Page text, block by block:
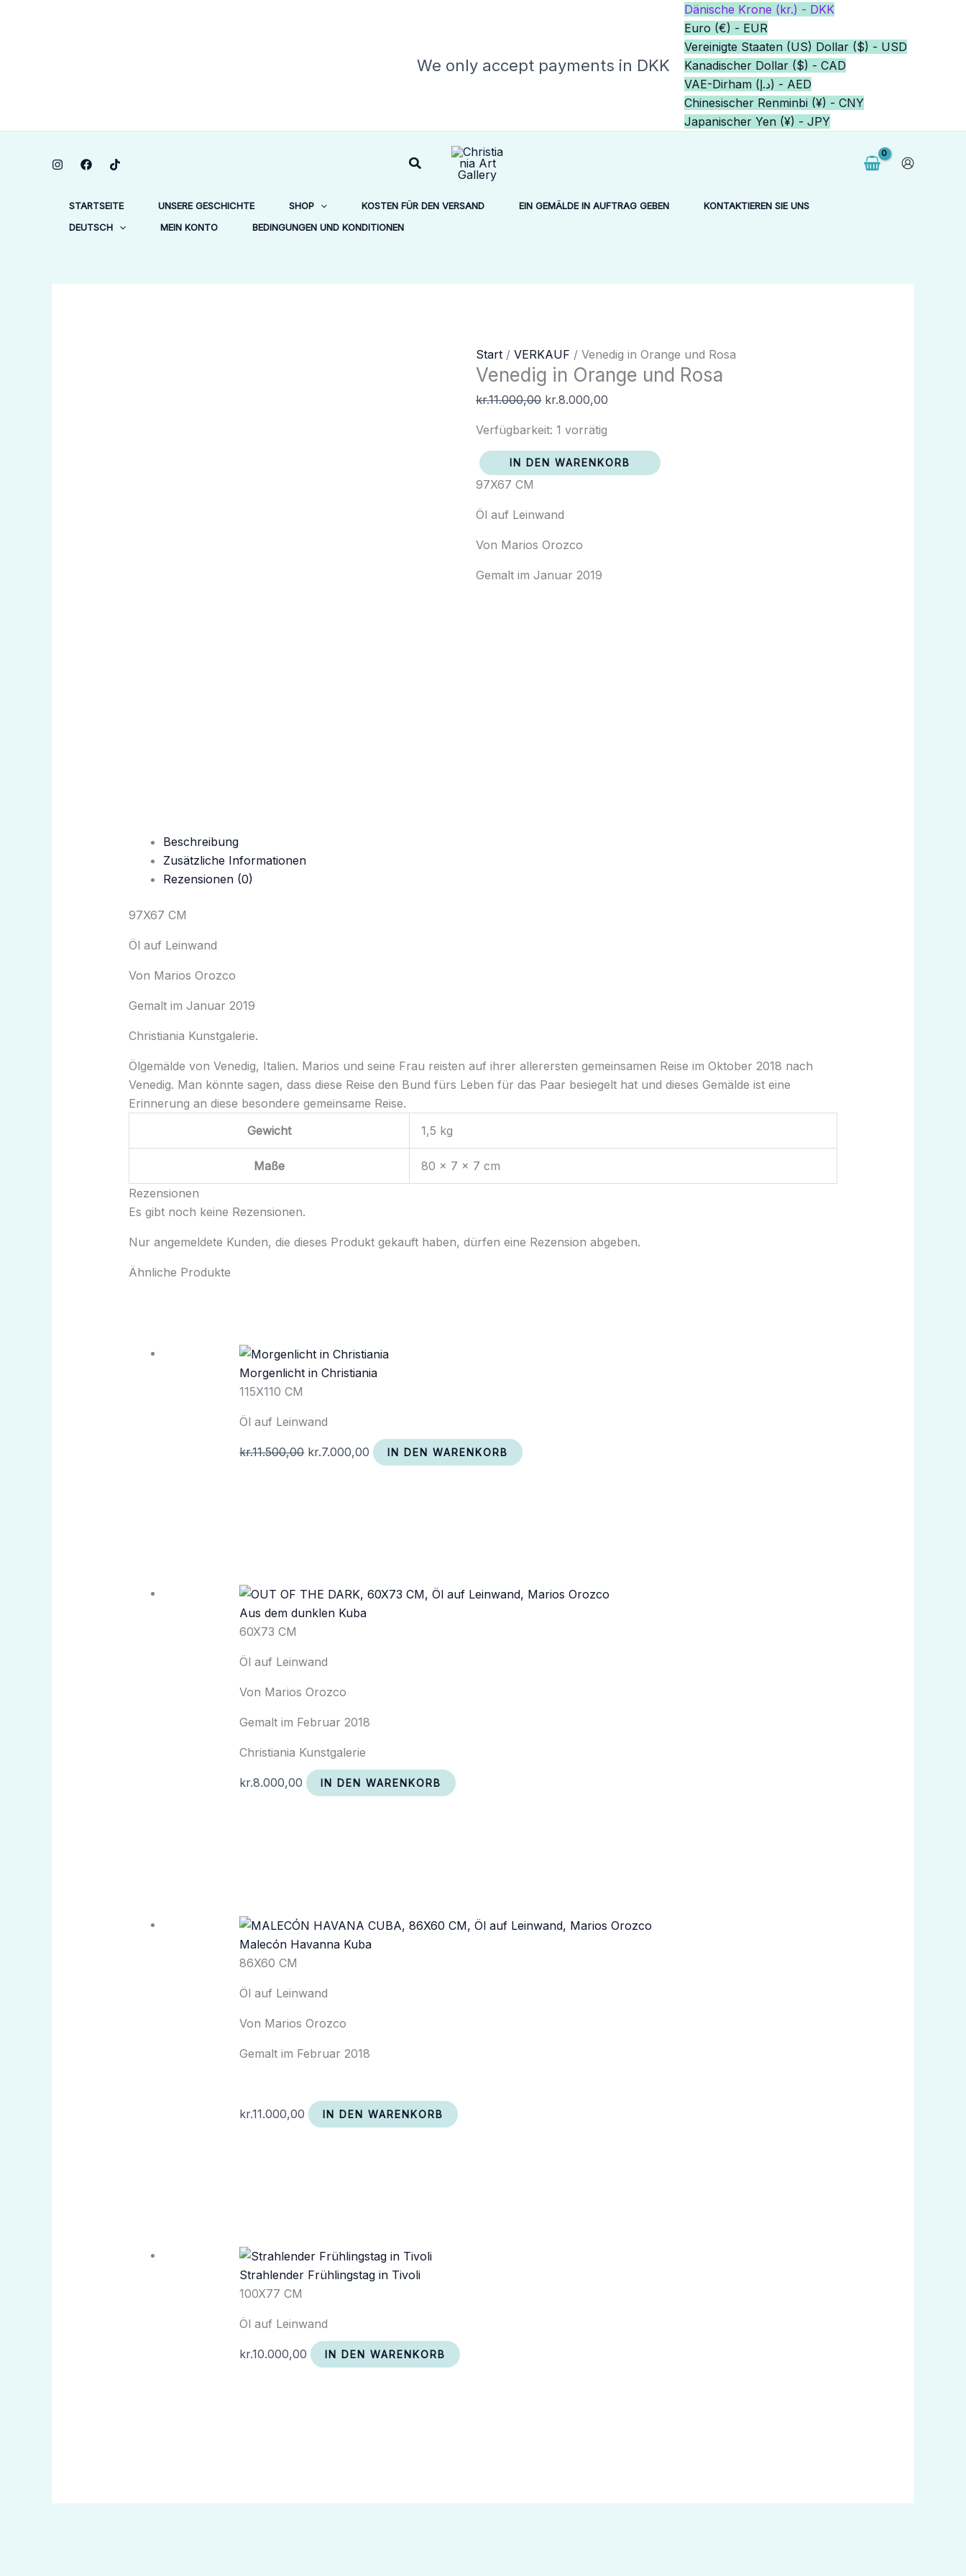
We only accept payments in DKK
Dänische Krone (kr.) - DKK
Euro (€) - EUR
Vereinigte Staaten (US) Dollar ($) - USD
Kanadischer Dollar ($) - CAD
VAE-Dirham (د.إ) - AED
Chinesischer Renminbi (¥) - CNY
Japanischer Yen (¥) - JPY
Suchen
STARTSEITE UNSERE GESCHICHTE SHOP KOSTEN FÜR DEN VERSAND EIN GEMÄLDE IN AUFTRAG GEBEN
KONTAKTIEREN SIE UNS
DEUTSCH
MEIN KONTO BEDINGUNGEN UND KONDITIONEN
Start /VERKAUF / Venedig in Orange und Rosa
Venedig in Orange und Rosa
kr.11.000,00
Ursprünglicher
Preis
kr.11.000,00
kr.8.000,00
Aktueller
Preis
Verfügbarkeit: 1 vorrätig
Venedig
in
Rosa
Menge
IN DEN WARENKORB
97X67 CM
Öl auf Leinwand
Von Marios Orozco
Gemalt im Januar 2019
Beschreibung
Zusätzliche Informationen
Rezensionen (0)
97X67 CM
Öl auf Leinwand
Von Marios Orozco
Gemalt im Januar 2019
Christiania Kunstgalerie.
Ölgemälde von Venedig, Italien. Marios und seine Frau reisten auf ihrer allerersten gemeinsamen Reise im Oktober 2018 nach
Venedig. Man könnte sagen, dass diese Reise den Bund fürs Leben für das Paar besiegelt hat und dieses Gemälde ist eine
Erinnerung an diese besondere gemeinsame Reise.
Gewicht
1,5 kg
Maße
80 × 7 × 7 cm
Rezensionen
Es gibt noch keine Rezensionen.
Nur angemeldete Kunden, die dieses Produkt gekauft haben, dürfen eine Rezension abgeben.
Ähnliche Produkte
Morgenlicht in Christiania
115X110 CM
Öl auf Leinwand
kr.11.500,00 kr.7.000,00
kr.7.000,00.
IN DEN WARENKORB
Aus dem dunklen Kuba
60X73 CM
Öl auf Leinwand
Von Marios Orozco
Gemalt im Februar 2018
Christiania Kunstgalerie
kr.8.000,00 IN DEN WARENKORB
Malecón Havanna Kuba
86X60 CM
Öl auf Leinwand
Von Marios Orozco
Gemalt im Februar 2018
kr.11.000,00 IN DEN WARENKORB
Strahlender Frühlingstag in Tivoli
100X77 CM
Öl auf Leinwand
kr.10.000,00 IN DEN WARENKORB